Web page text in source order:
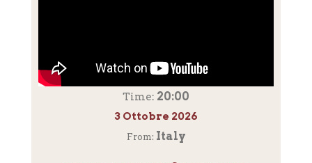
Time: 20:00
3 Ottobre 2026
From: Italy